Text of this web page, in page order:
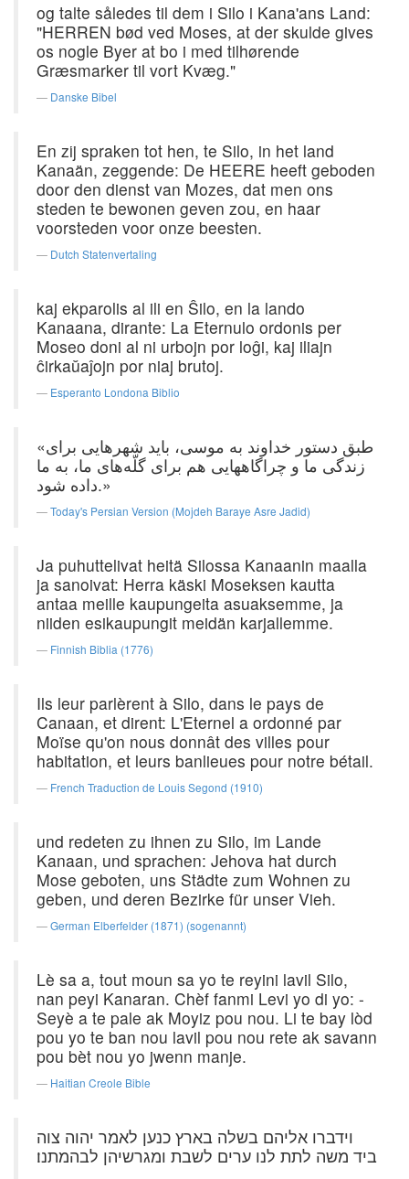
og talte således til dem i Silo i Kana'ans Land:
"HERREN bød ved Moses, at der skulde gives
os nogle Byer at bo i med tilhørende
Græsmarker til vort Kvæg."
Danske Bibel
En zij spraken tot hen, te Silo, in het land
Kanaän, zeggende: De HEERE heeft geboden
door den dienst van Mozes, dat men ons
steden te bewonen geven zou, en haar
voorsteden voor onze beesten.
Dutch Statenvertaling
kaj ekparolis al ili en Ŝilo, en la lando
Kanaana, dirante: La Eternulo ordonis per
Moseo doni al ni urbojn por loĝi, kaj iliajn
ĉirkaŭaĵojn por niaj brutoj.
Esperanto Londona Biblio
«طبق دستور خداوند به موسی، باید شهرهایی برای
زندگی ما و چراگاههایی هم برای گلّه‌های ما، به ما
داده شود.»
Today's Persian Version (Mojdeh Baraye Asre Jadid)
Ja puhuttelivat heitä Silossa Kanaanin maalla
ja sanoivat: Herra käski Moseksen kautta
antaa meille kaupungeita asuaksemme, ja
niiden esikaupungit meidän karjallemme.
Finnish Biblia (1776)
Ils leur parlèrent à Silo, dans le pays de
Canaan, et dirent: L'Eternel a ordonné par
Moïse qu'on nous donnât des villes pour
habitation, et leurs banlieues pour notre bétail.
French Traduction de Louis Segond (1910)
und redeten zu ihnen zu Silo, im Lande
Kanaan, und sprachen: Jehova hat durch
Mose geboten, uns Städte zum Wohnen zu
geben, und deren Bezirke für unser Vieh.
German Elberfelder (1871) (sogenannt)
Lè sa a, tout moun sa yo te reyini lavil Silo,
nan peyi Kanaran. Chèf fanmi Levi yo di yo: -
Seyè a te pale ak Moyiz pou nou. Li te bay lòd
pou yo te ban nou lavil pou nou rete ak savann
pou bèt nou yo jwenn manje.
Haitian Creole Bible
וידברו אליהם בשלה בארץ כנען לאמר יהוה צוה
ביד משה לתת לנו ערים לשבת ומגרשיהן לבהמתנו׃